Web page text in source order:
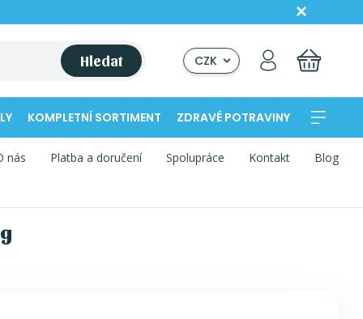
Hledat CZK
KOMPLETNÍ SORTIMENT ZDRAVÉ POTRAVINY
nás Platba a doručení Spolupráce Kontakt Blog